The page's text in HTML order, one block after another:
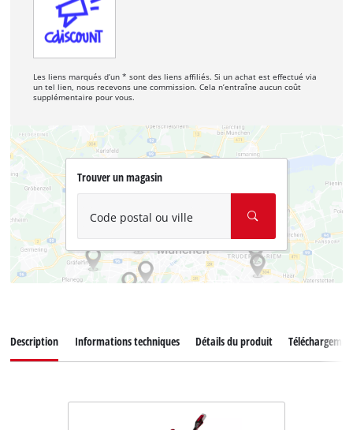
Les liens marqués d’un * sont des liens affiliés. Si un achat est effectué via
un tel lien, nous recevons une commission. Cela n’entraîne aucun coût
supplémentaire pour vous.
Trouver un magasin
Code postal ou ville
Description Informations techniques Détails du produit